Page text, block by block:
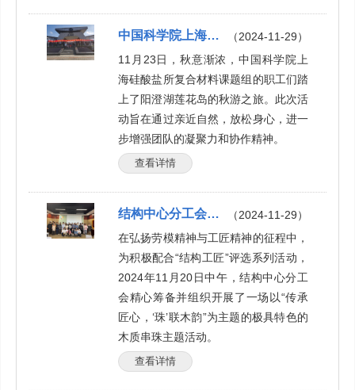
（2024-11-29）
中国科学院上海硅酸盐所复合材料课题组秋游活动圆满举行
11月23日，秋意渐浓，中国科学院上
海硅酸盐所复合材料课题组的职工们踏
上了阳澄湖莲花岛的秋游之旅。此次活
动旨在通过亲近自然，放松身心，进一
步增强团队的凝聚力和协作精神。
查看详情
（2024-11-29）
结构中心分工会开展木质串珠主题活动
在弘扬劳模精神与工匠精神的征程中，
为积极配合“结构工匠”评选系列活动，
2024年11月20日中午，结构中心分工
会精心筹备并组织开展了一场以“传承
匠心，‘珠’联木韵”为主题的极具特色的
木质串珠主题活动。
查看详情